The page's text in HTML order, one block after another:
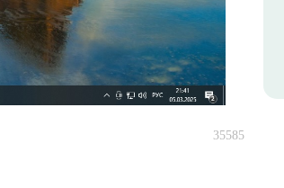
35585